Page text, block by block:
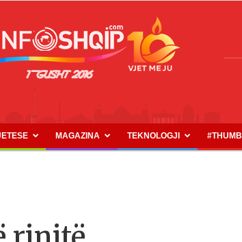
INFOSHQIP.COM
MAGAZINA TEKNOLOGJI #THUMB